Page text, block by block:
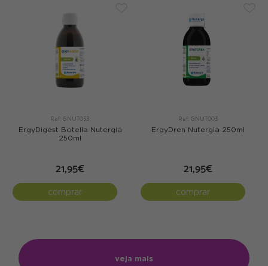
Ref: GNUT053
ErgyDigest Botella Nutergia
250ml
21,95€
comprar
Ref: GNUT003
ErgyDren Nutergia 250ml
21,95€
comprar
veja mais